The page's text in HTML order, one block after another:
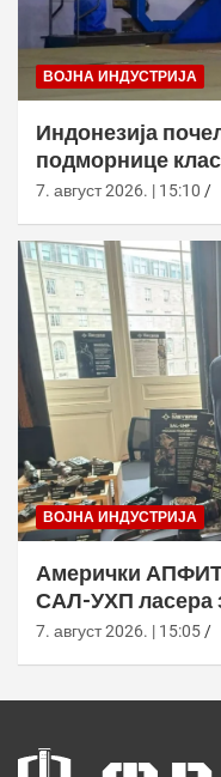
ВОЈНА ИНДУСТРИЈА
Индонезија
подморнице
7. август 2026. | 15:10
ВОЈНА ИНДУСТРИЈА
Амерички
САЛ-УХП
7. август 2026. | 15:05